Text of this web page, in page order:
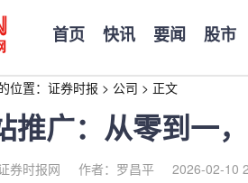
首页 快讯 要闻 股市
位置： 证券时报 > 公司 > 正文
推广：从零到一
券时报网 作者：罗昌平 2026-02-10